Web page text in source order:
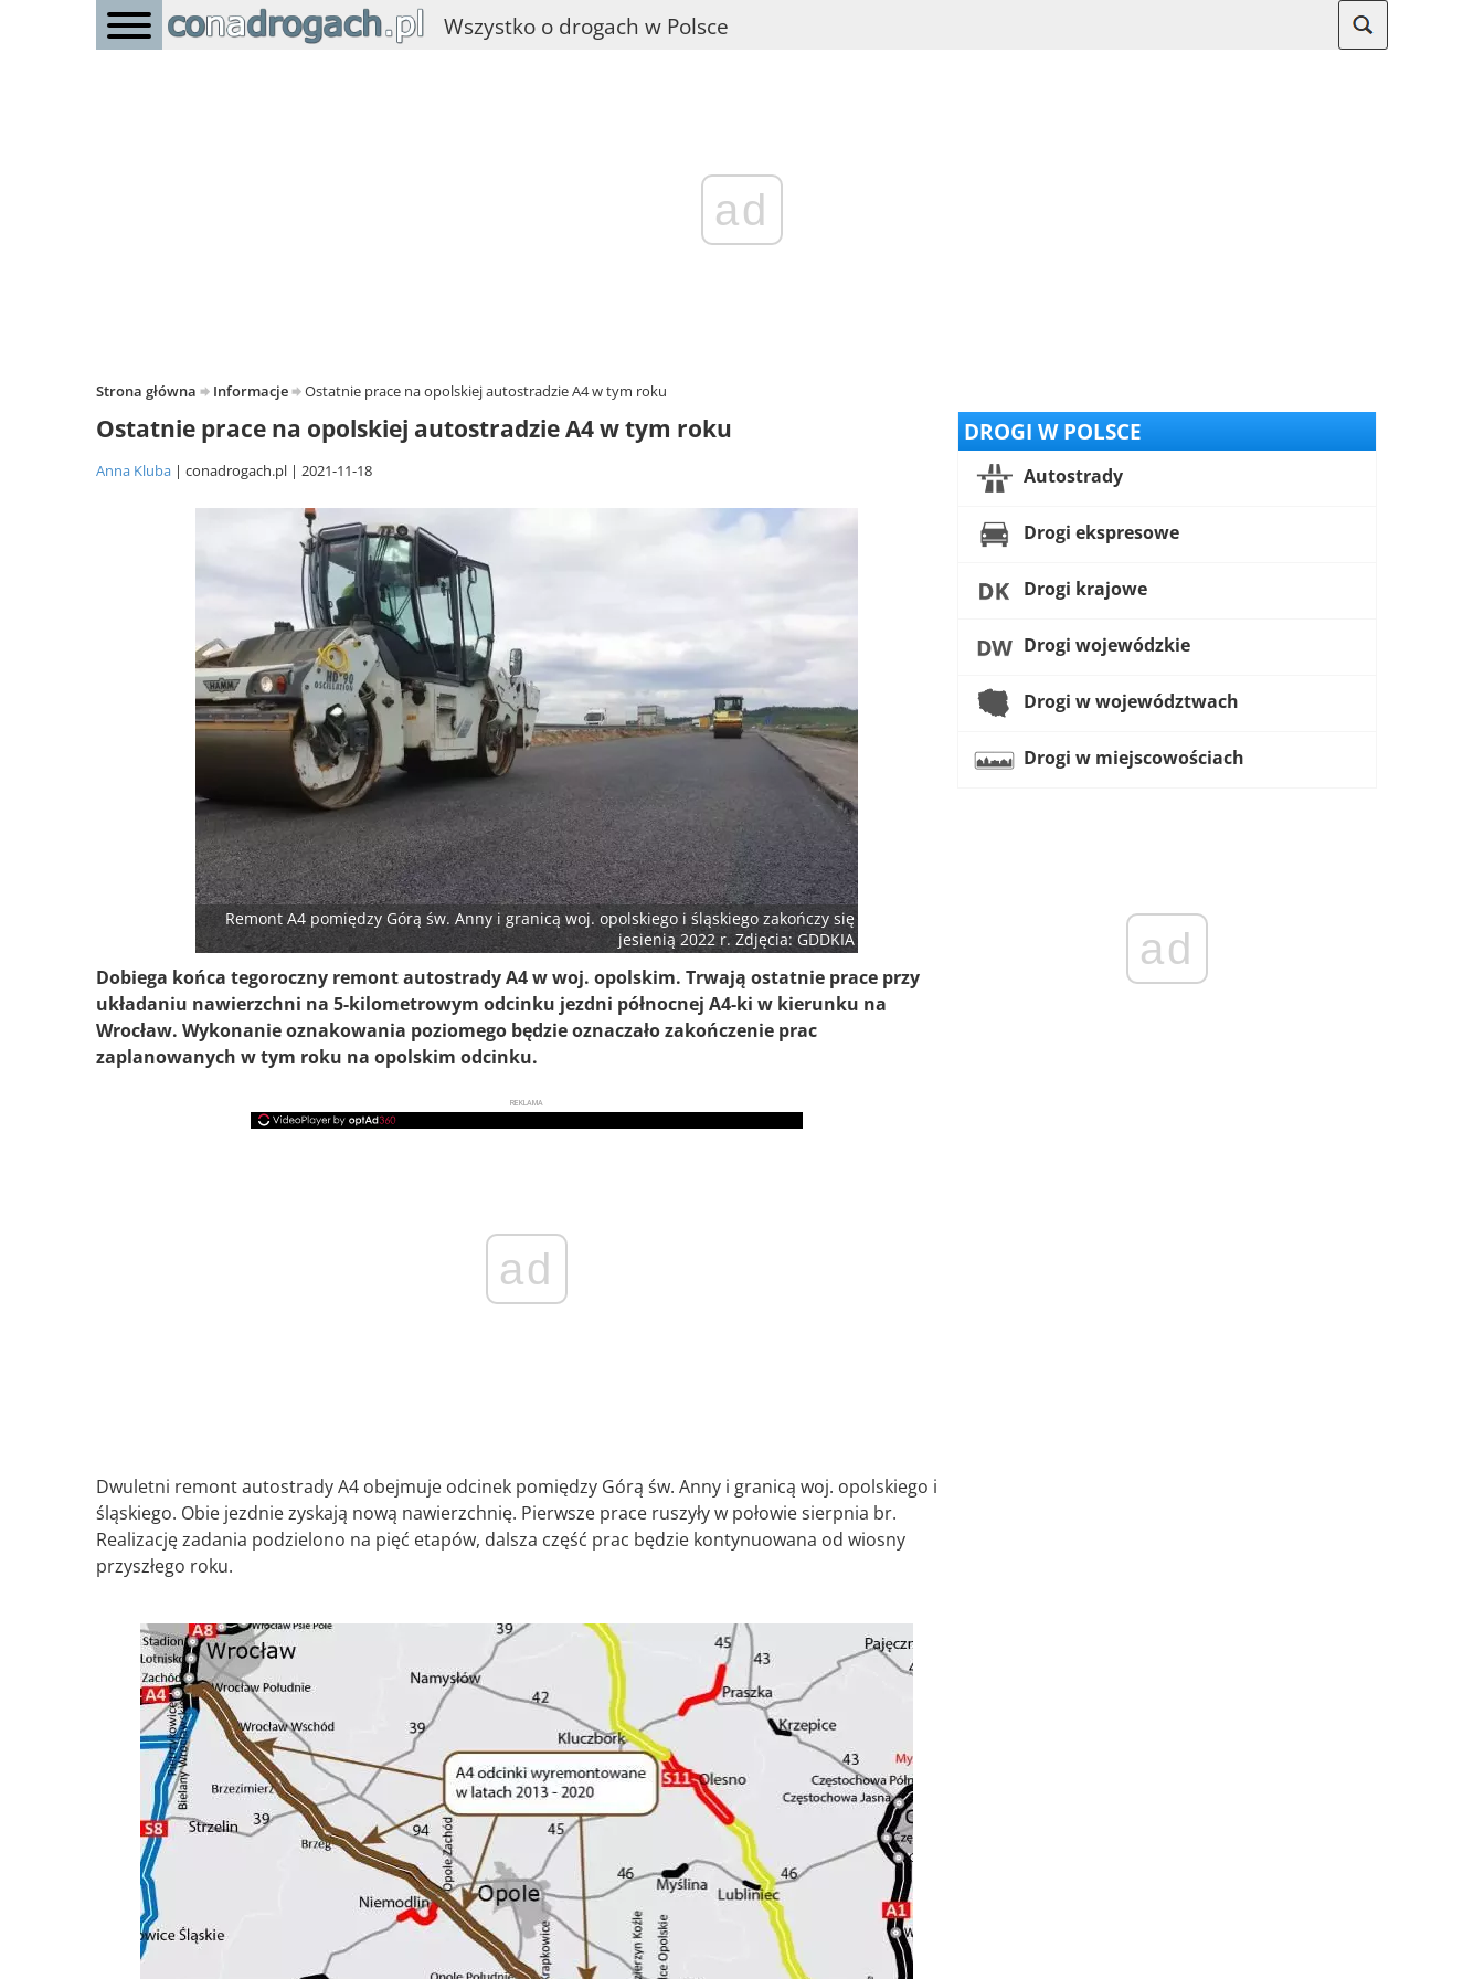
Wszystko o drogach w Polsce
ad
Strona główna Informacje Ostatnie prace na opolskiej autostradzie A4 w tym roku
Ostatnie prace na opolskiej autostradzie A4 w tym roku
Anna Kluba conadrogach.pl 2021-11-18
Remont A4 pomiędzy Górą św. Anny i granicą woj. opolskiego i śląskiego zakończy się
jesienią 2022 r. Zdjęcia: GDDKIA
Dobiega końca tegoroczny remont autostrady A4 w woj. opolskim. Trwają ostatnie prace przy
układaniu nawierzchni na 5-kilometrowym odcinku jezdni północnej A4-ki w kierunku na
Wrocław. Wykonanie oznakowania poziomego będzie oznaczało zakończenie prac
zaplanowanych w tym roku na opolskim odcinku.
REKLAMA
ad
Dwuletni remont autostrady A4 obejmuje odcinek pomiędzy Górą św. Anny i granicą woj. opolskiego i
śląskiego. Obie jezdnie zyskają nową nawierzchnię. Pierwsze prace ruszyły w połowie sierpnia br.
Realizację zadania podzielono na pięć etapów, dalsza część prac będzie kontynuowana od wiosny
przyszłego roku.
DROGI W POLSCE
Autostrady
Drogi ekspresowe
Drogi krajowe
Drogi wojewódzkie
Drogi w województwach
Drogi w miejscowościach
ad